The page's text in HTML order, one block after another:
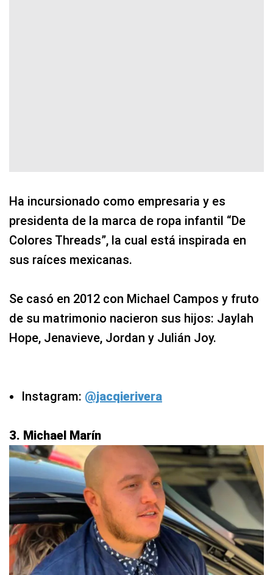
Ha incursionado como empresaria y es
presidenta de la marca de ropa infantil “De
Colores Threads”, la cual está inspirada en
sus raíces mexicanas.
Se casó en 2012 con Michael Campos y fruto
de su matrimonio nacieron sus hijos: Jaylah
Hope, Jenavieve, Jordan y Julián Joy.
Instagram: @jacqierivera
3. Michael Marín